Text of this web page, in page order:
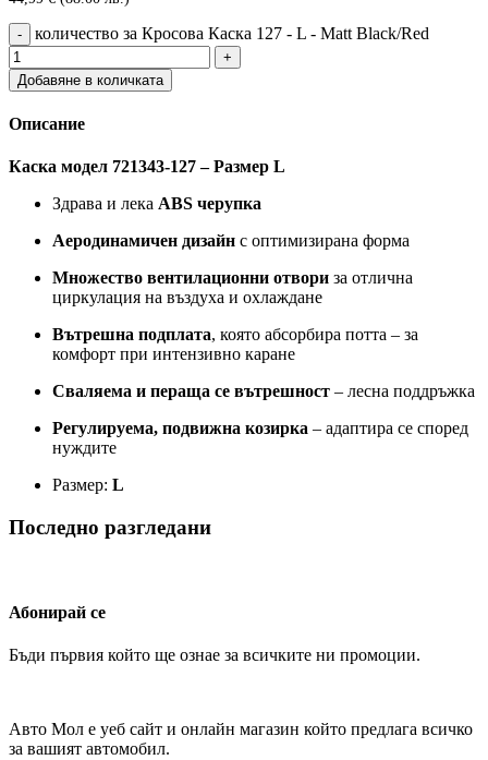
количество за Кросова Каска 127 - L - Matt Black/Red
Добавяне в количката
Описание
Каска модел 721343-127 – Размер L
Здрава и лека ABS черупка
Аеродинамичен дизайн с оптимизирана форма
Множество вентилационни отвори за отлична
циркулация на въздуха и охлаждане
Вътрешна подплата, която абсорбира потта – за
комфорт при интензивно каране
Сваляема и пераща се вътрешност – лесна поддръжка
Регулируема, подвижна козирка – адаптира се според
нуждите
Размер: L
Последно разгледани
Абонирай се
Бъди първия който ще ознае за всичките ни промоции.
Авто Мол е уеб сайт и онлайн магазин който предлага всичко
за вашият автомобил.